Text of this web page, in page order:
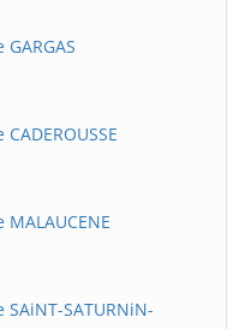
SATURNiN-